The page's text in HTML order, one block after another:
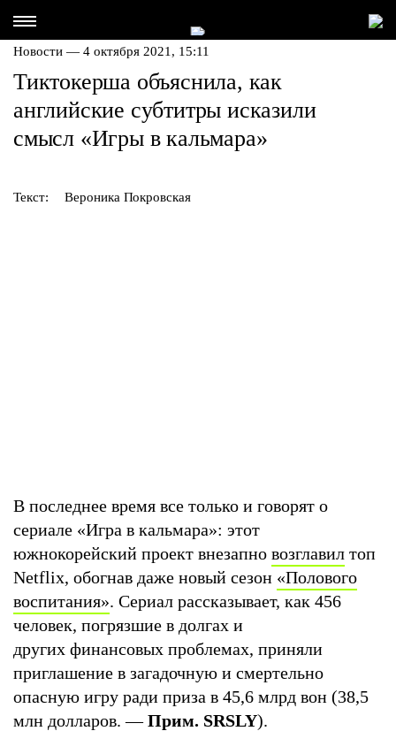
Новости — 4 октября 2021, 15:11
Тиктокерша объяснила, как
английские субтитры исказили
смысл «Игры в кальмара»
Текст: Вероника Покровская
В последнее время все только и говорят о
сериале «Игра в кальмара»: этот
южнокорейский проект внезапно возглавил топ
Netflix, обогнав даже новый сезон «Полового
воспитания». Сериал рассказывает, как 456
человек, погрязшие в долгах и
других финансовых проблемах, приняли
приглашение в загадочную и смертельно
опасную игру ради приза в 45,6 млрд вон (38,5
млн долларов. —Прим. SRSLY).